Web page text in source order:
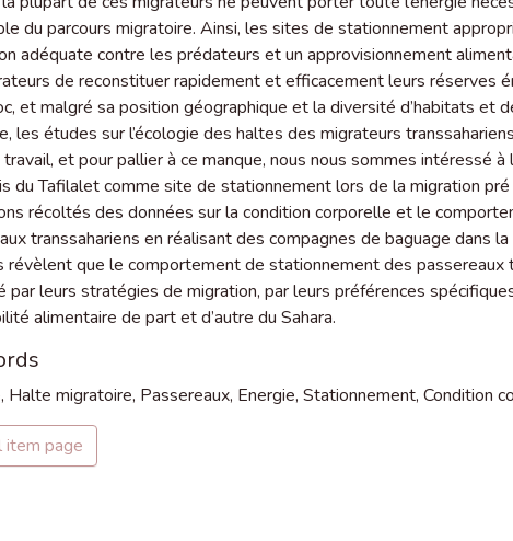
du parcours migratoire. Ainsi, les sites de stationnement
adéquate contre les prédateurs et un approvisionnement
de reconstituer rapidement et efficacement leurs réserves
et malgré sa position géographique et la diversité d’habitats et
les études sur l’écologie des haltes des migrateurs
travail, et pour pallier à ce manque, nous nous sommes intéressé à
du Tafilalet comme site de stationnement lors de la migration
récoltés des données sur la condition corporelle et le
transsahariens en réalisant des compagnes de baguage dans
révèlent que le comportement de stationnement des passereaux
par leurs stratégies de migration, par leurs préférences
alimentaire de part et d’autre du Sahara.
, Halte migratoire, Passereaux, Energie, Stationnement, Condition
item page